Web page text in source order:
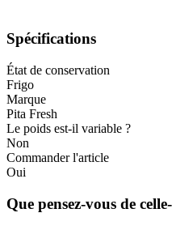
Spécifications
État de conservation
Frigo
Marque
Pita Fresh
Le poids est-il variable ?
Non
Commander l'article
Oui
Que pensez-vous de